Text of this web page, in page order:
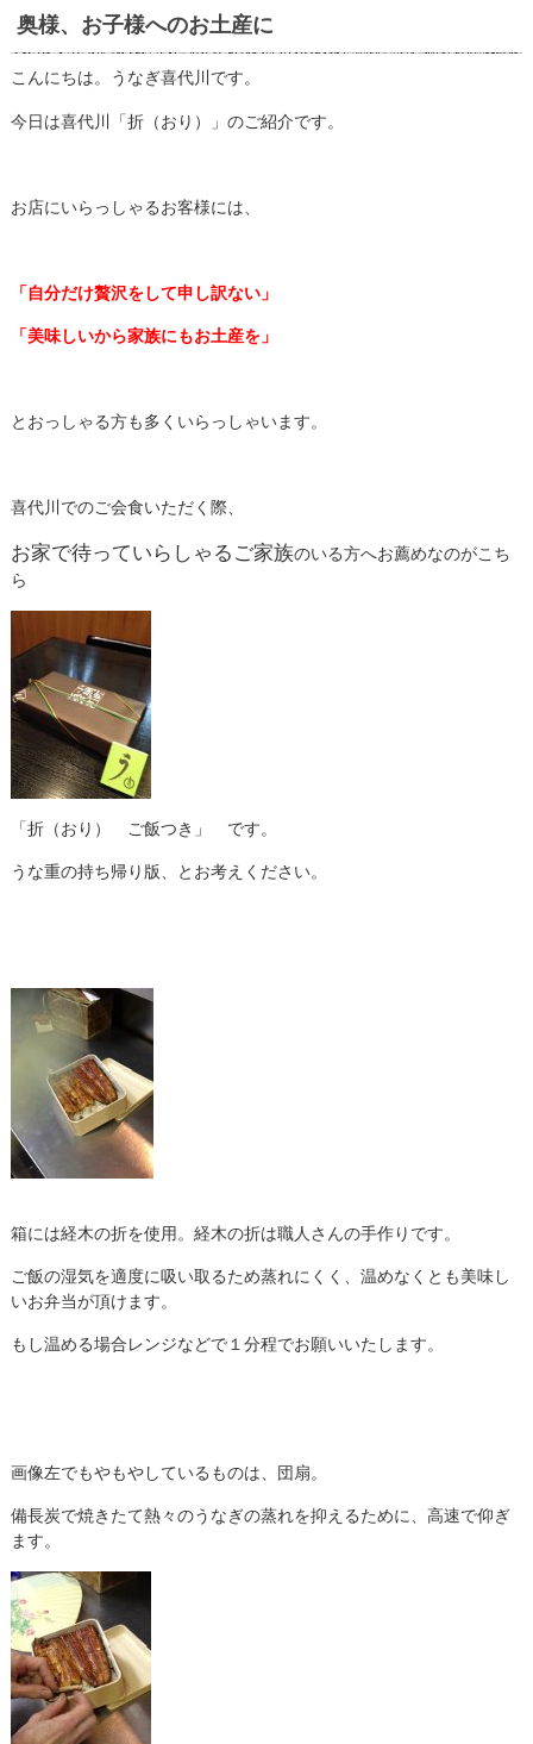
奥様、お子様へのお土産に
こんにちは。うなぎ喜代川です。
今日は喜代川「折（おり）」のご紹介です。
お店にいらっしゃるお客様には、
「自分だけ贅沢をして申し訳ない」
「美味しいから家族にもお土産を」
とおっしゃる方も多くいらっしゃいます。
喜代川でのご会食いただく際、
お家で待っていらしゃるご家族のいる方へお薦めなのがこち
ら
「折（おり） ご飯つき」 です。
うな重の持ち帰り版、とお考えください。
箱には経木の折を使用。経木の折は職人さんの手作りです。
ご飯の湿気を適度に吸い取るため蒸れにくく、温めなくとも美味し
いお弁当が頂けます。
もし温める場合レンジなどで１分程でお願いいたします。
画像左でもやもやしているものは、団扇。
備長炭で焼きたて熱々のうなぎの蒸れを抑えるために、高速で仰ぎ
ます。